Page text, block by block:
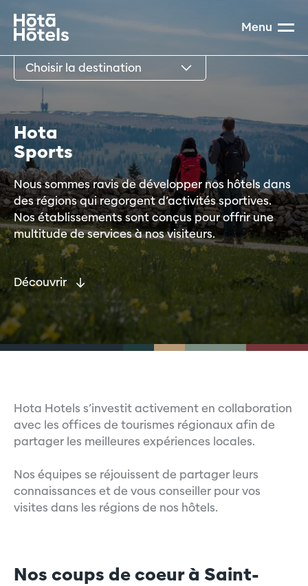
Choisir la destination
H ota
Sports
Nous sommes ravis de développer nos hôtels dans
des régions qui regorgent d’activités sportives.
Nos établissements sont conçus pour offrir une
multitude de services à nos visiteurs.
Découvrir
Menu
Hota Hotels s’investit activement en collaboration
avec les offices de tourismes régionaux afin de
partager les meilleures expériences locales.
Nos équipes se réjouissent de partager leurs
connaissances et de vous conseiller pour vos
visites dans les régions de nos hôtels.
Nos coups de coeur à Saint-